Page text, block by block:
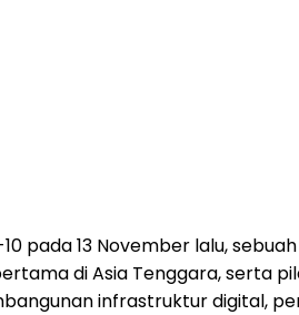
pada 13 November lalu,
diAsia Tenggara, serta
infrastruktur digital,